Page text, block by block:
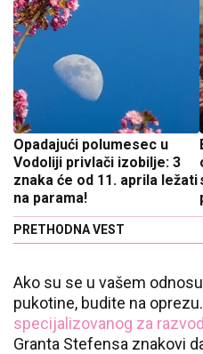
Opadajući polumesec u
Vodoliji privlači izobilje: 3
znaka će od 11. aprila ležati
na parama!
PRETHODNA VEST
Ako su se u vašem
pukotine, budite na
specijalizovanog za
Granta Stefensa znakovi